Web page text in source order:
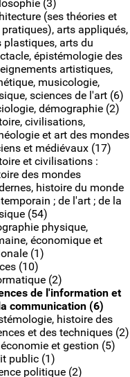
(3)
(ses théories et
pratiques), arts appliqués,
plastiques, arts du
épistémologie des
artistiques,
musicologie,
sciences de l'art (6)
démographie (2)
civilisations,
et art des mondes
et médiévaux (17)
et civilisations :
des mondes
histoire du monde
; de l'art ; de la
(54)
physique,
économique et
(1)
(10)
(2)
de l'information et
communication (6)
histoire des
et des techniques (2)
et gestion (5)
public (1)
politique (2)